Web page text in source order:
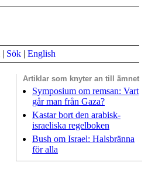
| Sök | English
Artiklar som knyter an till ämnet
Symposium om remsan: Vart
går man från Gaza?
Kastar bort den arabisk-
israeliska regelboken
Bush om Israel: Halsbränna
för alla